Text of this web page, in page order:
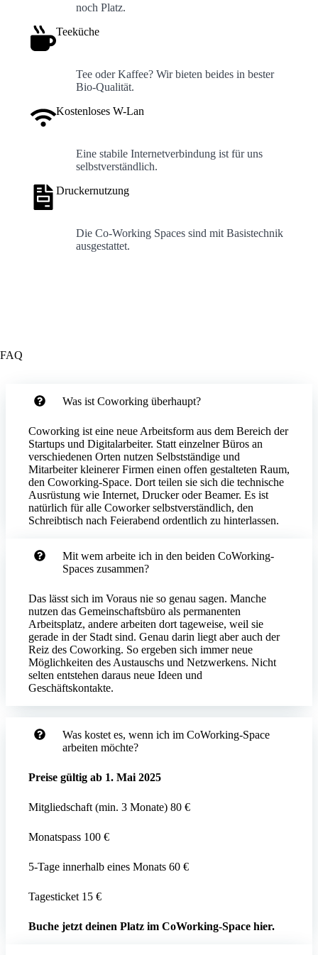
noch Platz.
Teeküche
Tee oder Kaffee? Wir bieten beides in bester
Bio-Qualität.
Kostenloses W-Lan
Eine stabile Internetverbindung ist für uns
selbstverständlich.
Druckernutzung
Die Co-Working Spaces sind mit Basistechnik
ausgestattet.
FAQ
Was ist Coworking überhaupt?
Coworking ist eine neue Arbeitsform aus dem Bereich der
Startups und Digitalarbeiter. Statt einzelner Büros an
verschiedenen Orten nutzen Selbstständige und
Mitarbeiter kleinerer Firmen einen offen gestalteten Raum,
den Coworking-Space. Dort teilen sie sich die technische
Ausrüstung wie Internet, Drucker oder Beamer. Es ist
natürlich für alle Coworker selbstverständlich, den
Schreibtisch nach Feierabend ordentlich zu hinterlassen.
Mit wem arbeite ich in den beiden CoWorking-
Spaces zusammen?
Das lässt sich im Voraus nie so genau sagen. Manche
nutzen das Gemeinschaftsbüro als permanenten
Arbeitsplatz, andere arbeiten dort tageweise, weil sie
gerade in der Stadt sind. Genau darin liegt aber auch der
Reiz des Coworking. So ergeben sich immer neue
Möglichkeiten des Austauschs und Netzwerkens. Nicht
selten entstehen daraus neue Ideen und
Geschäftskontakte.
Was kostet es, wenn ich im CoWorking-Space
arbeiten möchte?
Preise gültig ab 1. Mai 2025
Mitgliedschaft (min. 3 Monate) 80 €
Monatspass 100 €
5-Tage innerhalb eines Monats 60 €
Tagesticket 15 €
Buche jetzt deinen Platz im CoWorking-Space hier.